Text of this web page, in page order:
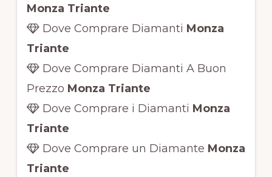
Monza Triante
Dove Comprare Diamanti Monza
Triante
Dove Comprare Diamanti A Buon
Prezzo Monza Triante
Dove Comprare i Diamanti Monza
Triante
Dove Comprare un Diamante Monza
Triante